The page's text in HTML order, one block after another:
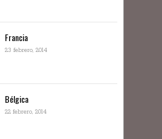
Francia
23 febrero, 2014
Bélgica
22 febrero, 2014